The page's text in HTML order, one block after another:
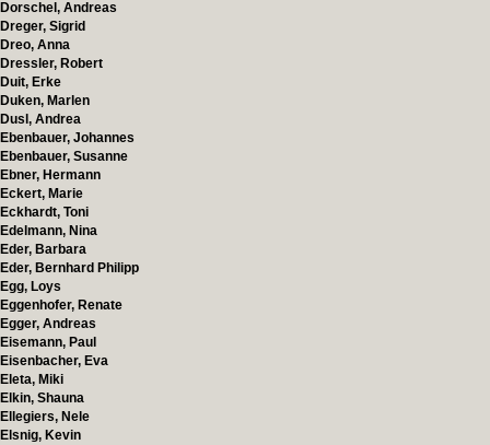
Dorschel, Andreas
Dreger, Sigrid
Dreo, Anna
Dressler, Robert
Duit, Erke
Duken, Marlen
Dusl, Andrea
Ebenbauer, Johannes
Ebenbauer, Susanne
Ebner, Hermann
Eckert, Marie
Eckhardt, Toni
Edelmann, Nina
Eder, Barbara
Eder, Bernhard Philipp
Egg, Loys
Eggenhofer, Renate
Egger, Andreas
Eisemann, Paul
Eisenbacher, Eva
Eleta, Miki
Elkin, Shauna
Ellegiers, Nele
Elsnig, Kevin